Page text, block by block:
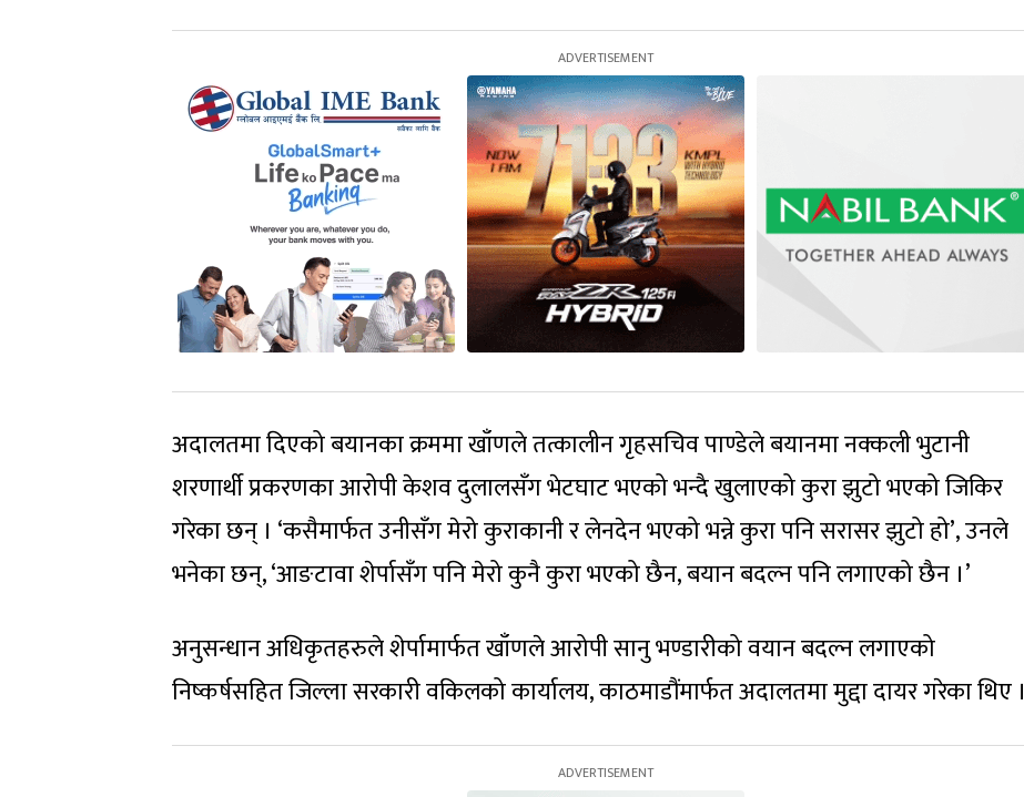
अदालतमा दिएको बयानका क्रममा खाँणले तत्कालीन गृहसचिव पाण्डेले बयानमा नक्कली भुटानी
शरणार्थी प्रकरणका आरोपी केशव दुलालसँग भेटघाट भएको भन्दै खुलाएको कुरा झुटो भएको जिकिर
गरेका छन् । ‘कसैमार्फत उनीसँग मेरो कुराकानी र लेनदेन भएको भन्ने कुरा पनि सरासर झुटो हो’, उनले
भनेका छन्, ‘आङटावा शेर्पासँग पनि मेरो कुनै कुरा भएको छैन, बयान बदल्न पनि लगाएको छैन ।’
अनुसन्धान अधिकृतहरुले शेर्पामार्फत खाँणले आरोपी सानु भण्डारीको वयान बदल्न लगाएको
निष्कर्षसहित जिल्ला सरकारी वकिलको कार्यालय, काठमाडौंमार्फत अदालतमा मुद्दा दायर गरेका थिए ।